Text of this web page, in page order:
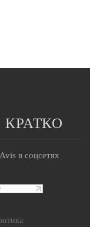
КРАТКО
в соцсетях